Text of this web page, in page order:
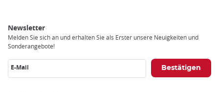
Newsletter
Melden Sie sich an und erhalten Sie als Erster unsere Neuigkeiten und
Sonderangebote!
E-Mail